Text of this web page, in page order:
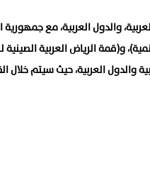
والدول العربية، مع
و(قمة الرياض العربية
والدول العربية، حيث سيتم خلال